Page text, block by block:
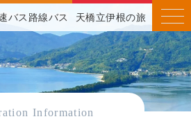
バス 路線バス 天橋立伊根の旅
Information